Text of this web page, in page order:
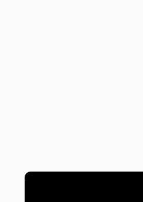
iedereen bekend is. Zijn